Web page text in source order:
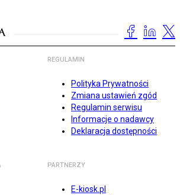
REGULAMIN
Polityka Prywatności
Zmiana ustawień zgód
Regulamin serwisu
Informacje o nadawcy
Deklaracja dostępności
PARTNERZY
E-kiosk.pl